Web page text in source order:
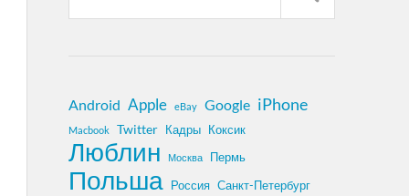
Android Apple eBay Google iPhone
Macbook Twitter Кадры Коксик
Люблин Москва Пермь
Польша Россия Санкт-Петербург